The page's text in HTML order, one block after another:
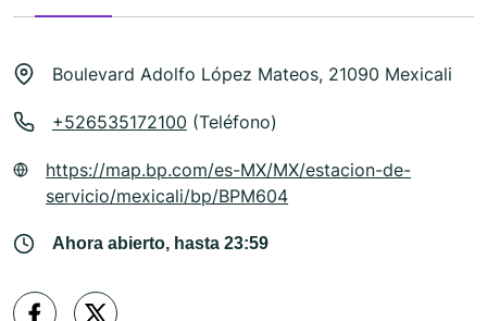
Boulevard Adolfo López Mateos, 21090 Mexicali
+526535172100 (Teléfono)
https://map.bp.com/es-MX/MX/estacion-de-
servicio/mexicali/bp/BPM604
Ahora abierto, hasta 23:59